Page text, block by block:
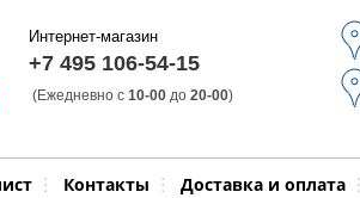
Интернет-магазин
+7 495 106-54-15
(Ежедневно с 10-00 до 20-00)
Контакты Доставка и оплата
Модель